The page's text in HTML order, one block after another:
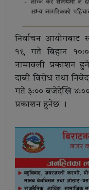
निर्वाचन आयोगबाट
१९ गते बिहान
नामावली प्रकाशन
दाबी विरोध तथा
गते ३ः०० बजेदेखि
प्रकाशन हुनेछ ।